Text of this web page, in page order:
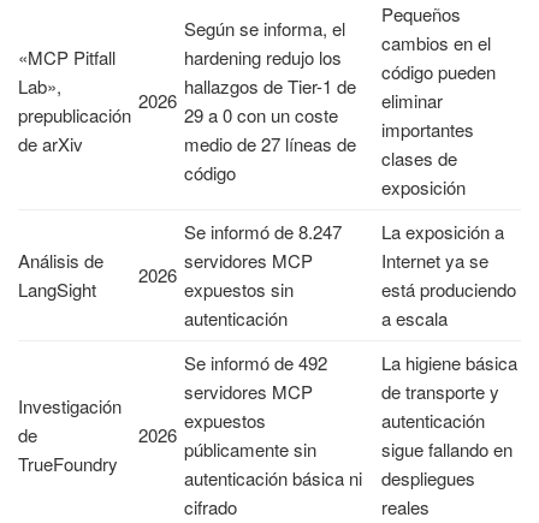
«MCP Pitfall
Lab»,
prepublicación
de arXiv
2026
Según se informa, el
hardening redujo los
hallazgos de Tier-1 de
29 a 0 con un coste
medio de 27 líneas de
código
Pequeños
cambios en el
código pueden
eliminar
importantes
clases de
exposición
Análisis de
LangSight
2026
Se informó de 8.247
servidores MCP
expuestos sin
autenticación
La exposición a
Internet ya se
está produciendo
a escala
Investigación
de
TrueFoundry
2026
Se informó de 492
servidores MCP
expuestos
públicamente sin
autenticación básica ni
cifrado
La higiene básica
de transporte y
autenticación
sigue fallando en
despliegues
reales